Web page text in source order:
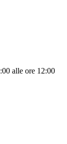
alle ore 12:00